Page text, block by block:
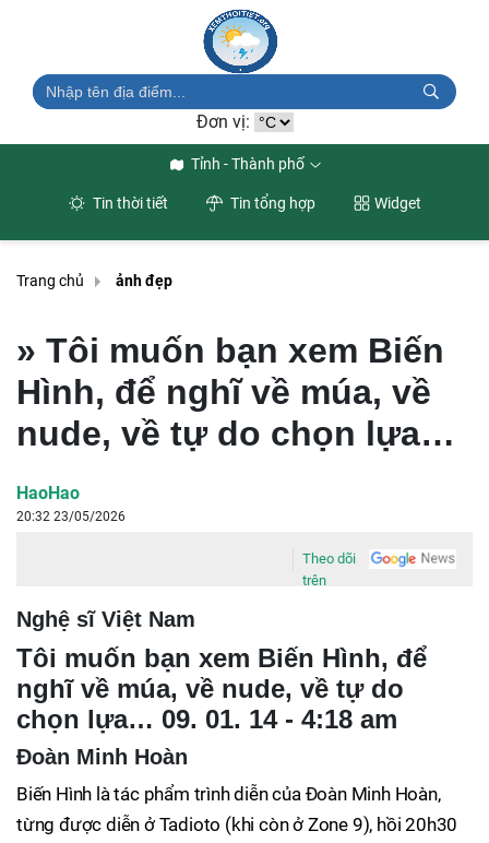
Đơn vị:
Tỉnh - Thành phố
Tin thời tiết Tin tổng hợp Widget
Trang chủ ảnh đẹp
» Tôi muốn bạn xem Biến
Hình, để nghĩ về múa, về
nude, về tự do chọn lựa…
HaoHao
20:32 23/05/2026
Theo dõi
trên
Nghệ sĩ Việt Nam
Tôi muốn bạn xem Biến Hình, để
nghĩ về múa, về nude, về tự do
chọn lựa… 09. 01. 14 - 4:18 am
Đoàn Minh Hoàn
Biến Hình là tác phẩm trình diễn của Đoàn Minh Hoàn,
từng được diễn ở Tadioto (khi còn ở Zone 9), hồi 20h30